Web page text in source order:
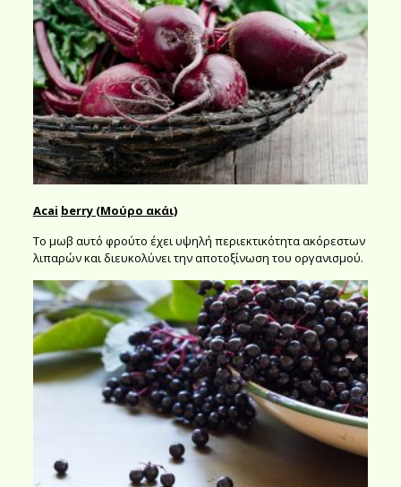
Acai berry(Μούρο ακάι)
Το μωβ αυτό φρούτο έχει υψηλή περιεκτικότητα ακόρεστων
λιπαρών και διευκολύνει την αποτοξίνωση του οργανισμού.